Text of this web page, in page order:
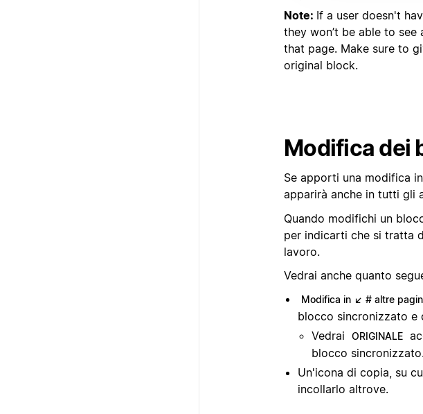
Note: If a user doesn't
they won’t be able to
that page. Make sure to
original block.
Modifica dei
Se apporti una modifica
apparirà anche in tutti gli
Quando modifichi un
per indicarti che si tratta
lavoro.
Vedrai anche quanto
Modifica in ↙ # altre
blocco sincronizzato e
Vedrai
ORIGINALE
blocco
Un'icona di copia, su
incollarlo altrove.